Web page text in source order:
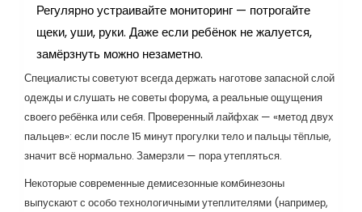
Регулярно устраивайте мониторинг — потрогайте
щеки, уши, руки. Даже если ребёнок не жалуется,
замёрзнуть можно незаметно.
Специалисты советуют всегда держать наготове запасной слой
одежды и слушать не советы форума, а реальные ощущения
своего ребёнка или себя. Проверенный лайфхак — «метод двух
пальцев»: если после 15 минут прогулки тело и пальцы тёплые,
значит всё нормально. Замерзли — пора утепляться.
Некоторые современные демисезонные комбинезоны
выпускают с особо технологичными утеплителями (например,